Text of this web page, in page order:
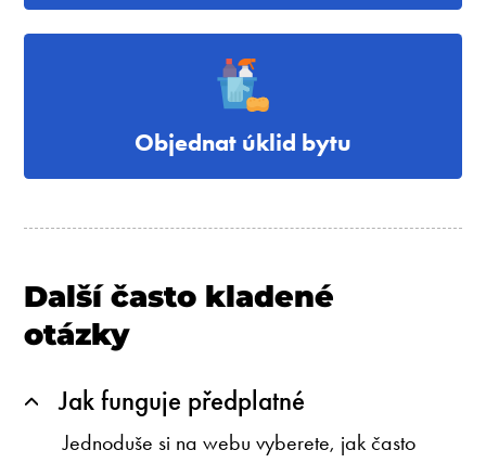
Objednat úklid bytu
Další často kladené
otázky
Jak funguje předplatné
Jednoduše si na webu vyberete, jak často